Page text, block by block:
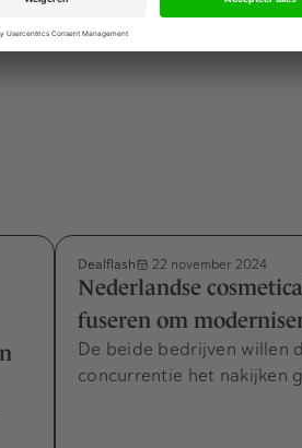
een accountancy powerhouse
Dealflash 22 november 2024
Nederlandse
fuseren om
De beide bedrijven willen
concurrentie het nakijken